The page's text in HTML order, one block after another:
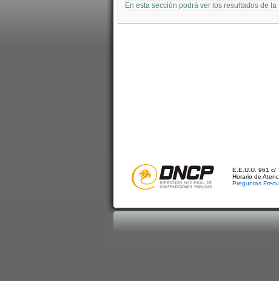
En esta sección podrá ver los resultados de
E.E.U.U. 961 c/
Horario de
Preguntas